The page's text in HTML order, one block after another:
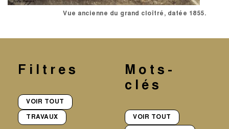
Vue ancienne du grand cloîtré, datée 1855.
Filtres
VOIR TOUT
TRAVAUX
Mots-
clés
VOIR TOUT